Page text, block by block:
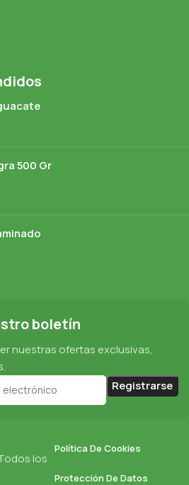
500 Gr
boletín
nuestras ofertas exclusivas,
los
Política De Cookies
Protección De Datos